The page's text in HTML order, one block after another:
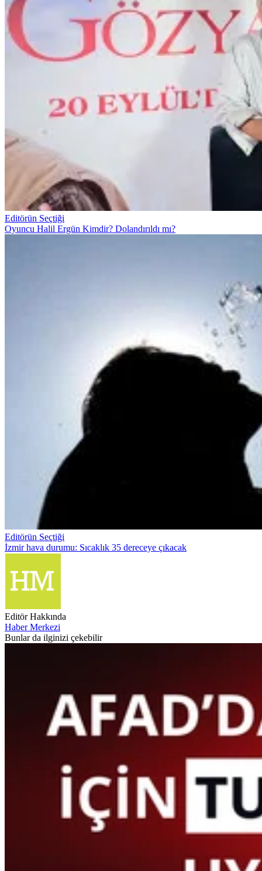
Editörün Seçtiği
Oyuncu Halil Ergün Kimdir? Dolandırıldı mı?
Editörün Seçtiği
İzmir hava durumu: Sıcaklık 35 dereceye çıkacak
Editör Hakkında
Haber Merkezi
Bunlar da ilginizi çekebilir